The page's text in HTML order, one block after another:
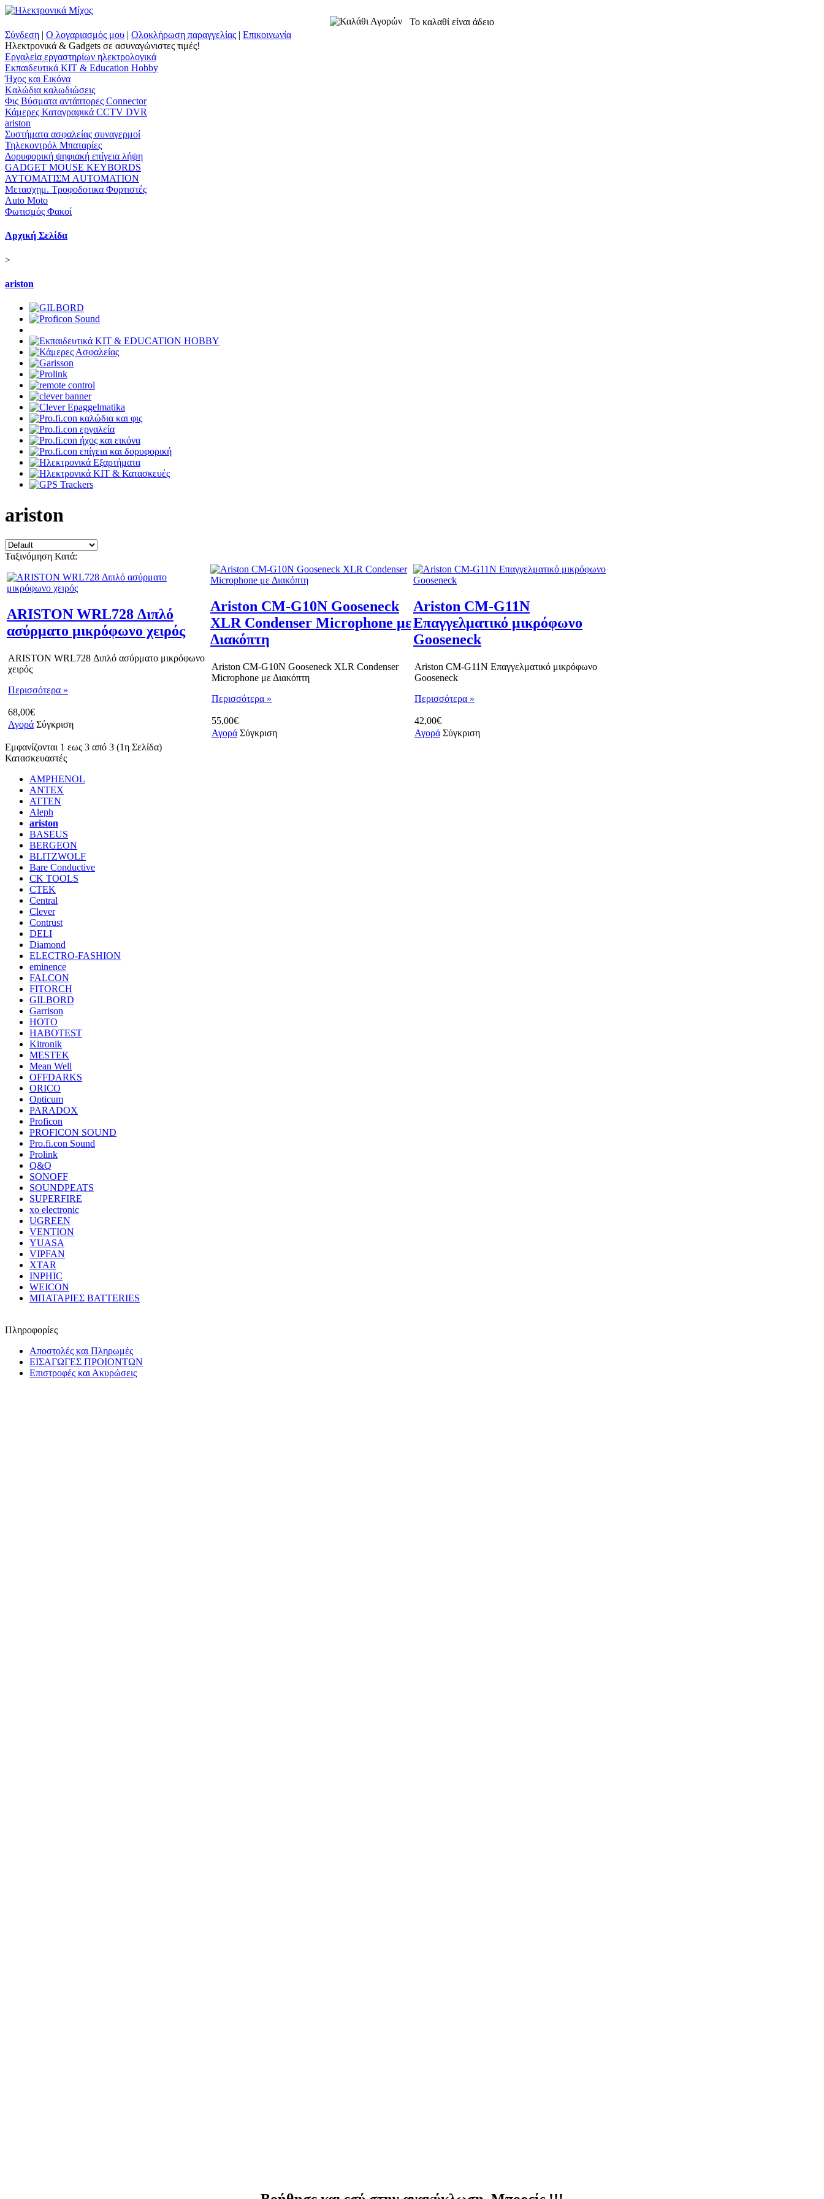
Το καλαθί είναι άδειο
Σύνδεση | Ο λογαριασμός μου | Ολοκλήρωση παραγγελίας | Επικοινωνία
Ηλεκτρονικά & Gadgets σε ασυναγώνιστες τιμές!
Εργαλεία εργαστηρίων ηλεκτρολογικά
Εκπαιδευτικά KIT & Education Ηobby
Ήχος και Εικόνα
Kαλώδια καλωδιώσεις
Φις Βύσματα αντάπτορες Connector
Κάμερες Καταγραφικά CCTV DVR
ariston
Συστήματα ασφαλείας συναγερμοί
Τηλεκοντρόλ Μπαταρίες
Δορυφορική ψηφιακή επίγεια λήψη
GADGET MOUSE KEYBORDS
ΑΥΤΟΜΑΤΙΣΜ AUTOMATION
Μετασχημ. Τροφοδοτικα Φορτιστές
Auto Moto
Φωτισμός Φακοί
Αρχική Σελίδα
>
ariston
ariston
Ταξινόμηση Κατά:
ARISTON WRL728 Διπλό
ασύρματο μικρόφωνο χειρός
ARISTON WRL728 Διπλό ασύρματο μικρόφωνο
χειρός
Περισσότερα »
68,00€
Αγορά Σύγκριση
Ariston CM-G10N Gooseneck
XLR Condenser Microphone με
Διακόπτη
Ariston CM-G10N Gooseneck XLR Condenser
Microphone με Διακόπτη
Περισσότερα »
55,00€
Αγορά Σύγκριση
Ariston CM-G11N
Επαγγελματικό μικρόφωνο
Gooseneck
Ariston CM-G11N Επαγγελματικό μικρόφωνο
Gooseneck
Περισσότερα »
42,00€
Αγορά Σύγκριση
Εμφανίζονται 1 εως 3 από 3 (1η Σελίδα)
Κατασκευαστές
AMPHENOL
ANTEX
ATTEN
Aleph
ariston
BASEUS
BERGEON
BLITZWOLF
Bare Conductive
CK TOOLS
CTEK
Central
Clever
Contrust
DELI
Diamond
ELECTRO-FASHION
eminence
FALCON
FITORCH
GILBORD
Garrison
HOTO
HABOTEST
Kitronik
MESTEK
Mean Well
OFFDARKS
ORICO
Opticum
PARADOX
Proficon
PROFICON SOUND
Pro.fi.con Sound
Prolink
Q&Q
SONOFF
SOUNDPEATS
SUPERFIRE
xo electronic
UGREEN
VENTION
YUASA
VIPFAN
XTAR
INPHIC
WEICON
ΜΠΑΤΑΡΙΕΣ BATTERIES
Πληροφορίες
Αποστολές και Πληρωμές
ΕΙΣΑΓΩΓΕΣ ΠΡΟΙΟΝΤΩΝ
Επιστροφές και Ακυρώσεις